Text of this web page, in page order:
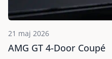
21 maj 2026
AMG GT 4-Door Coupé